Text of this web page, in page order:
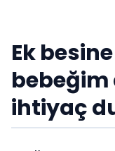
Ek
ihtiyaç